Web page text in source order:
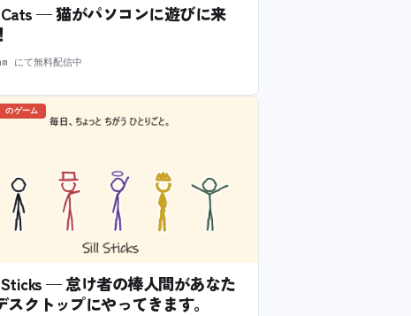
— 猫がパソコンに遊びに来
にて無料配信中
のゲーム
— 怠け者の棒人間があなた
スクトップにやってきます。